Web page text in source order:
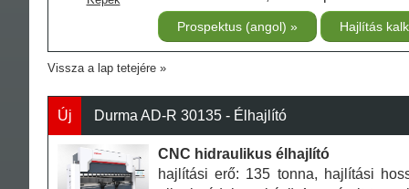
Prospektus (angol) Hajlítás
Vissza a lap tetejére
Új Durma AD-R 30135 - Élhajlító
CNC hidraulikus élhajlító
hajlítási erő: 135 tonna, hajlítási